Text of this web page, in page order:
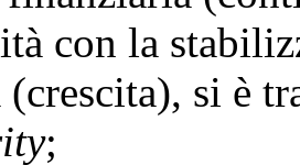
con la
(crescita), si è
;